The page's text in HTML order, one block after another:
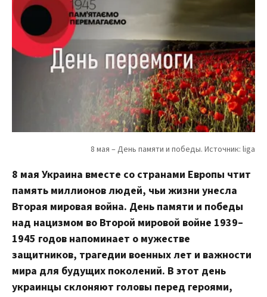
8 мая Украина вместе со странами Европы чтит
память миллионов людей, чьи жизни унесла
Вторая мировая война. День памяти и победы
над нацизмом во Второй мировой войне 1939–
1945 годов напоминает о мужестве
защитников, трагедии военных лет и важности
мира для будущих поколений. В этот день
украинцы склоняют головы перед героями,